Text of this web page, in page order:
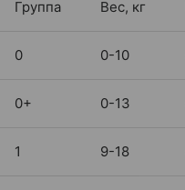
Группа Вес, кг
0 0-10
0+ 0-13
1 9-18